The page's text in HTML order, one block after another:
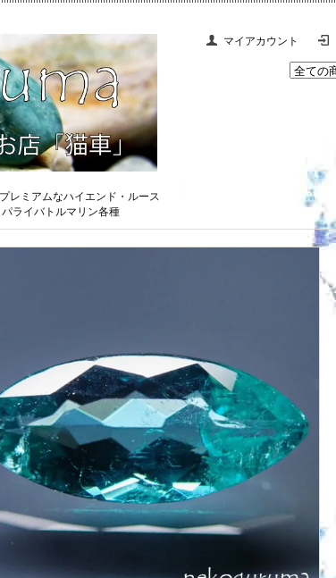
マイアカウント
プレミアムなハイエンド・ルース
パライバトルマリン各種